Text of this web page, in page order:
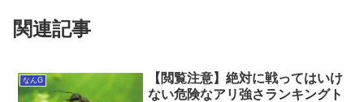
関連記事
なんG
【閲覧注意】絶対に戦ってはいけ
ない危険なアリ強さランキングト